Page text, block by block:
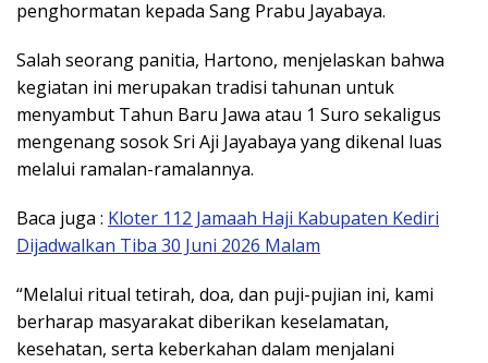
penghormatan kepada Sang Prabu Jayabaya.
Salah seorang panitia, Hartono, menjelaskan bahwa
kegiatan ini merupakan tradisi tahunan untuk
menyambut Tahun Baru Jawa atau 1 Suro sekaligus
mengenang sosok Sri Aji Jayabaya yang dikenal luas
melalui ramalan-ramalannya.
Baca juga : Kloter 112 Jamaah Haji Kabupaten Kediri
Dijadwalkan Tiba 30 Juni 2026 Malam
“Melalui ritual tetirah, doa, dan puji-pujian ini, kami
berharap masyarakat diberikan keselamatan,
kesehatan, serta keberkahan dalam menjalani